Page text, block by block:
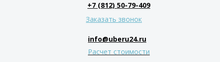
+7 (812) 50-79-409
Заказать звонок
info@uberu24.ru
Расчет стоимости